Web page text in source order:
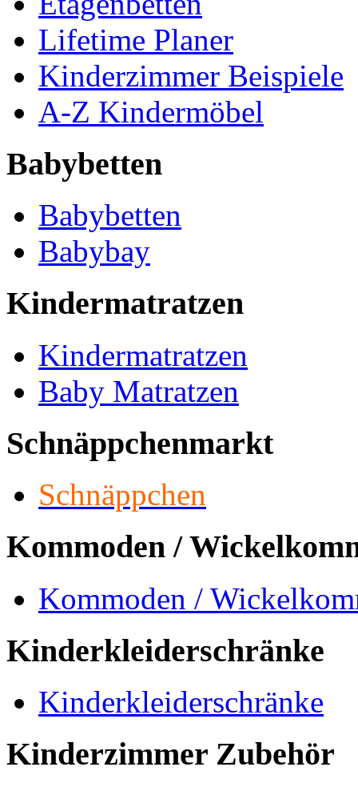
Lifetime Planer
Kinderzimmer Beispiele
A-Z Kindermöbel
Babybetten
Babybetten
Babybay
Kindermatratzen
Kindermatratzen
Baby Matratzen
Schnäppchenmarkt
Schnäppchen
Kommoden /
Kommoden /
Kinderkleiderschränke
Kinderkleiderschränke
Kinderzimmer Zubehör